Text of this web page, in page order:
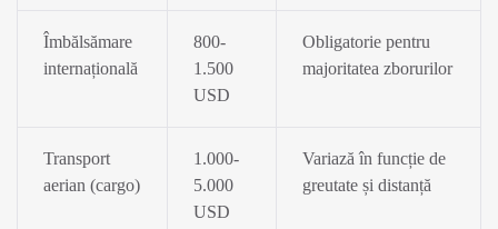
Îmbălsămare
internațională
800-
1.500
USD
Obligatorie pentru
majoritatea zborurilor
Transport
aerian (cargo)
1.000-
5.000
USD
Variază în funcție de
greutate și distanță